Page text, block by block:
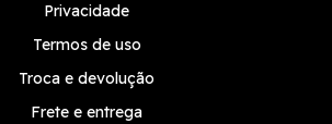
Privacidade
Termos de uso
Troca e devolução
Frete e entrega